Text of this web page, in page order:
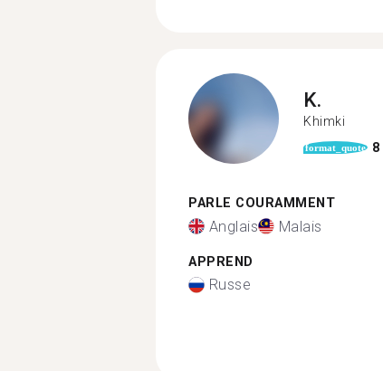
K.
Khimki
format_quote 8
PARLE COURAMMENT
Anglais Malais
APPREND
Russe